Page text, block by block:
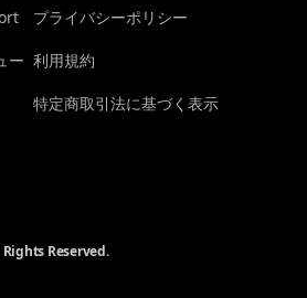
ー
プライバシーポリシー
利用規約
特定商取引法に基づく表示
Reserved.